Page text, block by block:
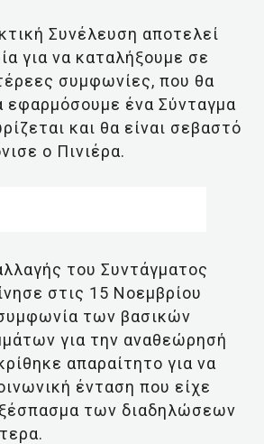
Συνέλευση αποτελεί
για να καταλήξουμε σε
συμφωνίες, που θα
εφαρμόσουμε ένα Σύνταγμα
και θα είναι σεβαστό
ο Πινιέρα.
του Συντάγματος
στις 15 Νοεμβρίου
των βασικών
για την αναθεώρησή
απαραίτητο για να
ένταση που είχε
των διαδηλώσεων